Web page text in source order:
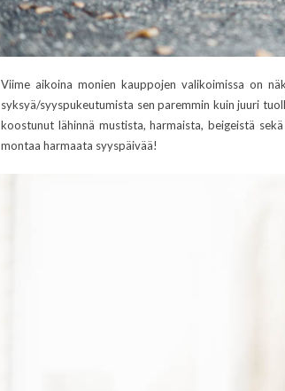
Viime aikoina monien kauppojen valikoimissa on
syksyä/syyspukeutumista sen paremmin kuin juuri
koostunut lähinnä mustista, harmaista, beigeistä
montaa harmaata syyspäivää!